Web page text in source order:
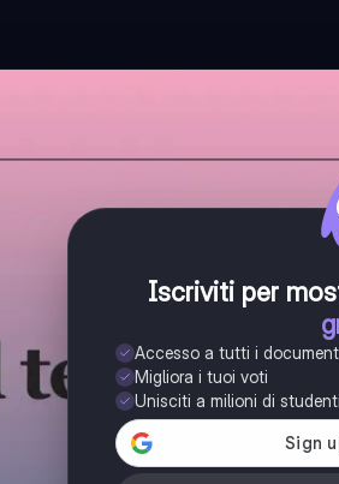
Iscriviti per
Accesso a tutti i
Migliora i tuoi voti
Unisciti a milioni di studenti